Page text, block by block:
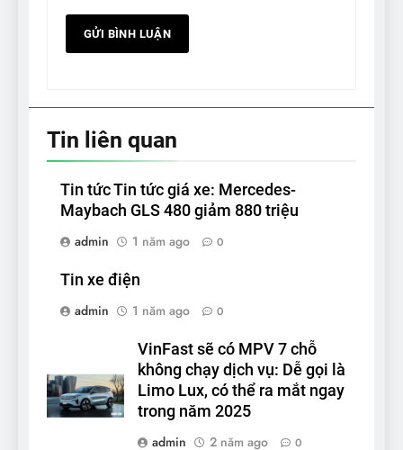
Tin liên quan
Tin tức Tin tức giá xe: Mercedes-
Maybach GLS 480 giảm 880 triệu
admin
1 năm ago 0
Tin xe điện
admin
1 năm ago 0
VinFast sẽ có MPV 7 chỗ
không chạy dịch vụ: Dễ gọi là
Limo Lux, có thể ra mắt ngay
trong năm 2025
admin
2 năm ago 0